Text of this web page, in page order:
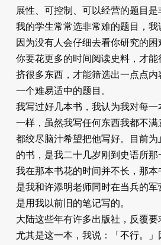
展性、可控制、可以经营的题目是
我的学生常常选非常难的题目，我
因为没有人会仔细去看你研究的困
你要花更多的时间阅读史料，才
挤很多东西，才能筛选出一点点
一个难易适中的题目。
我写过好几本书，我认为我对每
一样，虽然我写任何东西我都不
都绞尽脑汁希望把他写好。目前
的书，是我二十几岁刚到史语所那
我在那本书花的时间并不长，那本
是我和许添明老师同时在当兵的
是用我以前旧的笔记写的。
大陆这些年有许多出版社，反覆要
尤其是这一本，我说：「不行。